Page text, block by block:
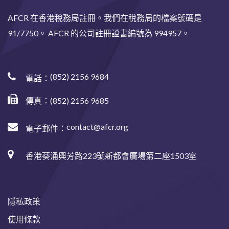
AFCR 在香港稅務局註冊。我們在稅務局的檔案號碼是
91/7750。 AFCR 的公司註冊證書編號為 994957。
電話： (852) 2156 9684
傳真：(852) 2156 9685
電子郵件： contact@afcr.org
香港葵涌興芳路223號新都會廣場第二座1503室
隱私政策
使用條款